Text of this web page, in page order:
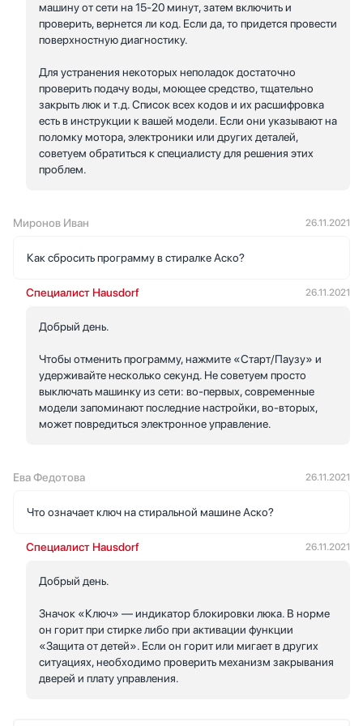
машину от сети на 15-20 минут, затем включить и
проверить, вернется ли код. Если да, то придется провести
поверхностную диагностику.
Для устранения некоторых неполадок достаточно
проверить подачу воды, моющее средство, тщательно
закрыть люк и т.д. Список всех кодов и их расшифровка
есть в инструкции к вашей модели. Если они указывают на
поломку мотора, электроники или других деталей,
советуем обратиться к специалисту для решения этих
проблем.
Миронов Иван 26.11.2021
Как сбросить программу в стиралке Аско?
Специалист Hausdorf 26.11.2021
Добрый день.
Чтобы отменить программу, нажмите «Старт/Паузу» и
удерживайте несколько секунд. Не советуем просто
выключать машинку из сети: во-первых, современные
модели запоминают последние настройки, во-вторых,
может повредиться электронное управление.
Ева Федотова 26.11.2021
Что означает ключ на стиральной машине Аско?
Специалист Hausdorf 26.11.2021
Добрый день.
Значок «Ключ» — индикатор блокировки люка. В норме
он горит при стирке либо при активации функции
«Защита от детей». Если он горит или мигает в других
ситуациях, необходимо проверить механизм закрывания
дверей и плату управления.